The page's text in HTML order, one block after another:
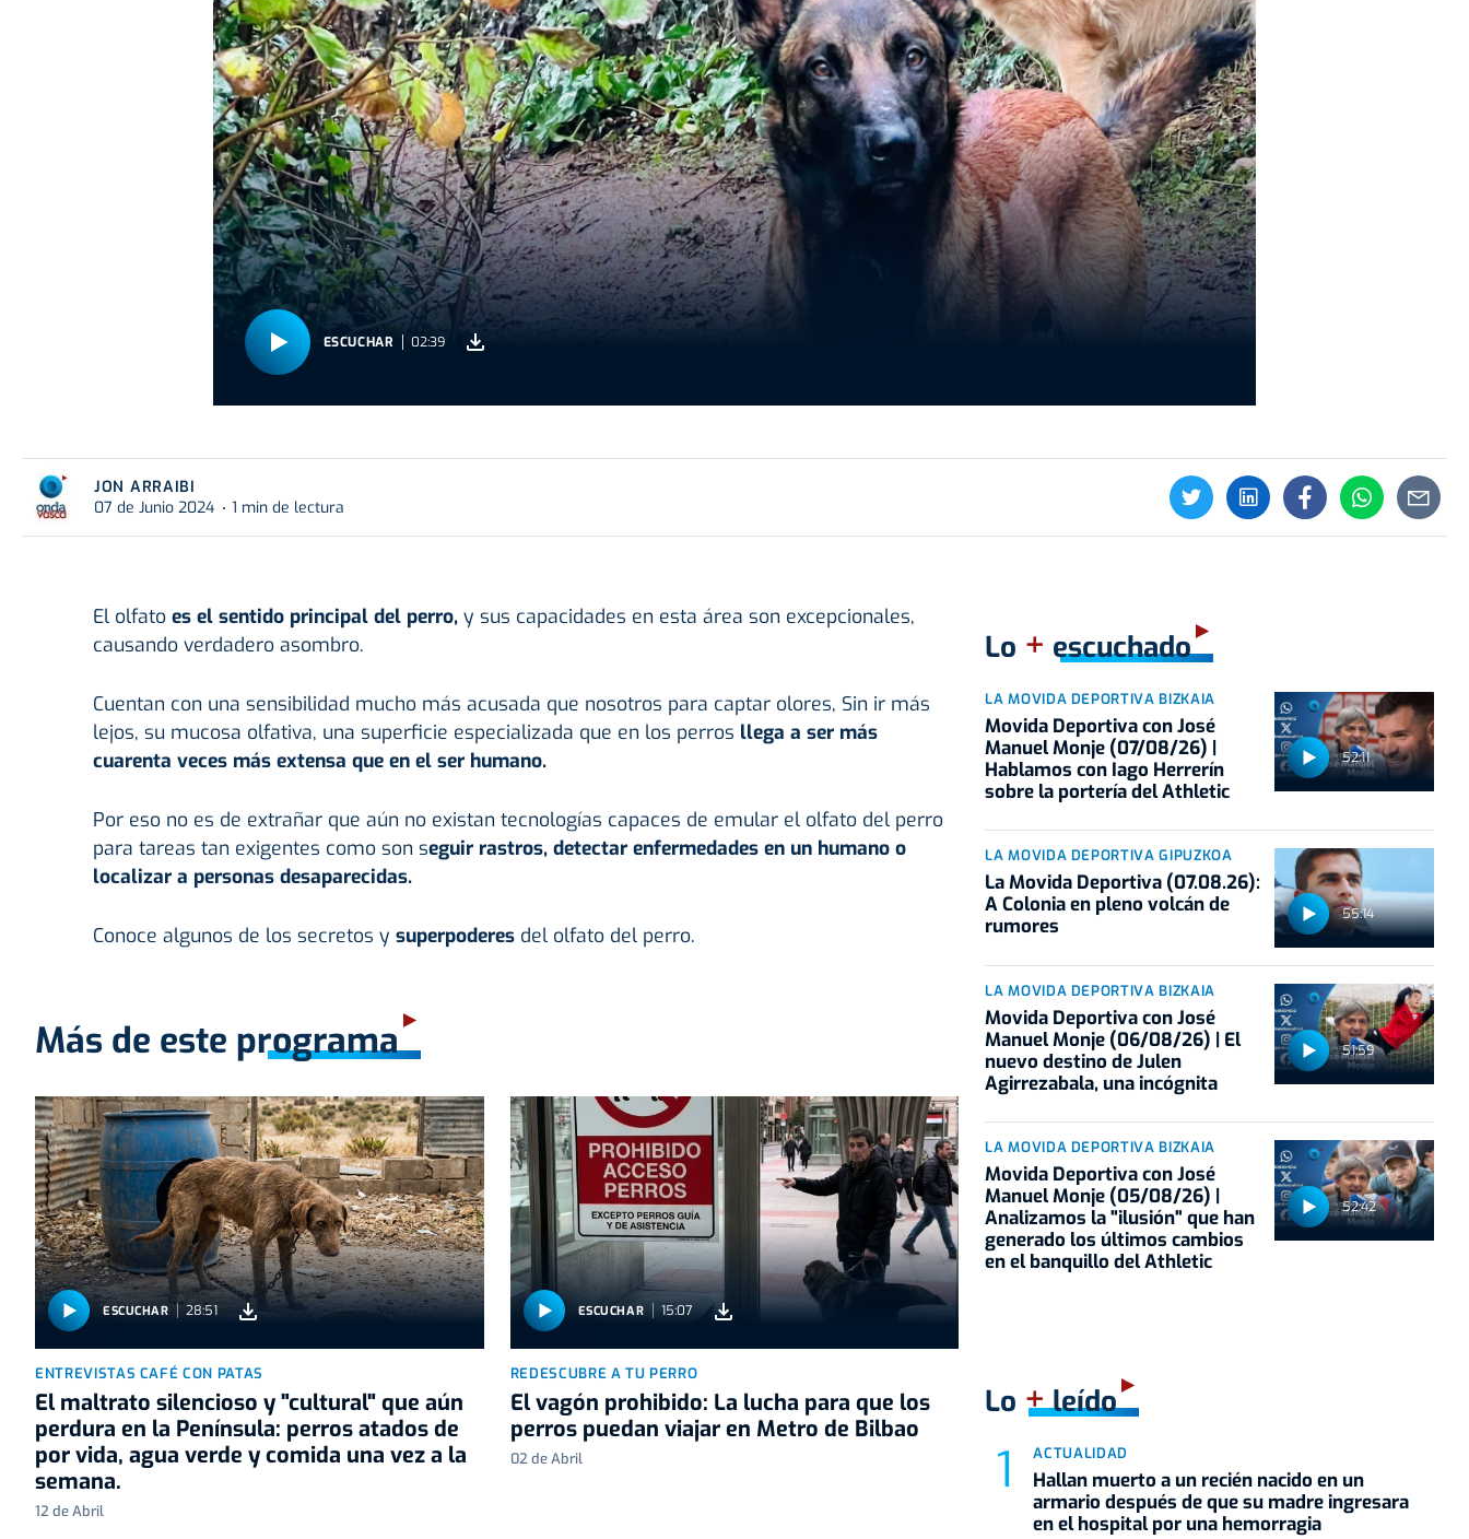
ESCUCHAR 02:39
JON ARRAIBI
07 de Junio 2024
1 min de lectura
El olfato es el sentido principal del perro,y sus capacidades en esta área son excepcionales,
causando verdadero asombro.
Cuentan con una sensibilidad mucho más acusada que nosotros para captar olores, Sin ir más
lejos, su mucosa olfativa, una superficie especializada que en los perros llega a ser más
cuarenta veces más extensa que en el ser humano.
Por eso no es de extrañar que aún no existan tecnologías capaces de emular el olfato del perro
para tareas tan exigentes como son seguir rastros, detectar enfermedades en un humano o
localizar a personas desaparecidas.
Conoce algunos de los secretos y superpoderes del olfato del perro.
Más de este programa
ESCUCHAR 28:51
ENTREVISTAS CAFÉ CON PATAS
El maltrato silencioso y "cultural" que aún
perdura en la Península: perros atados de
por vida, agua verde y comida una vez a la
semana.
12 de Abril
ESCUCHAR 15:07
REDESCUBRE A TU PERRO
El vagón prohibido: La lucha para que los
perros puedan viajar en Metro de Bilbao
02 de Abril
Lo + escuchado
52:11
LA MOVIDA DEPORTIVA BIZKAIA
Movida Deportiva con José
Manuel Monje (07/08/26) |
Hablamos con Iago Herrerín
sobre la portería del Athletic
55:14
LA MOVIDA DEPORTIVA GIPUZKOA
La Movida Deportiva (07.08.26):
A Colonia en pleno volcán de
rumores
51:59
LA MOVIDA DEPORTIVA BIZKAIA
Movida Deportiva con José
Manuel Monje (06/08/26) | El
nuevo destino de Julen
Agirrezabala, una incógnita
52:42
LA MOVIDA DEPORTIVA BIZKAIA
Movida Deportiva con José
Manuel Monje (05/08/26) |
Analizamos la "ilusión" que han
generado los últimos cambios
en el banquillo del Athletic
Lo +leído
ACTUALIDAD
Hallan muerto a un recién nacido en un
armario después de que su madre ingresara
en el hospital por una hemorragia